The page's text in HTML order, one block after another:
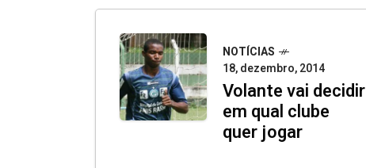
NOTÍCIAS
18, dezembro, 2014
Volante vai decidir
em qual clube
quer jogar